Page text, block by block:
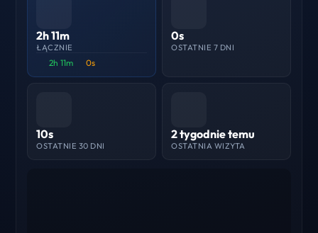
2h 11m
ŁĄCZNIE
2h 11m 0s
0s
OSTATNIE 7 DNI
10s
OSTATNIE 30 DNI
2 tygodnie temu
OSTATNIA WIZYTA